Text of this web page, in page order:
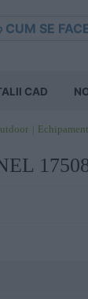
CUM SE
CAD